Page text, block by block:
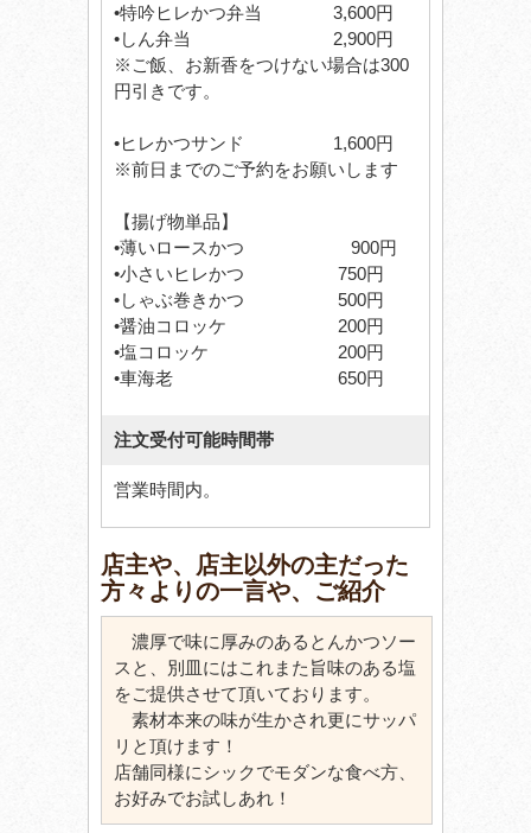
•特吟ヒレかつ弁当 3,600円
•しん弁当 2,900円
※ご飯、お新香をつけない場合は300
円引きです。
•ヒレかつサンド 1,600円
※前日までのご予約をお願いします
【揚げ物単品】
•薄いロースかつ 900円
•小さいヒレかつ 750円
•しゃぶ巻きかつ 500円
•醤油コロッケ 200円
•塩コロッケ 200円
•車海老 650円
注文受付可能時間帯
営業時間内。
店主や、店主以外の主だった
方々よりの一言や、ご紹介
濃厚で味に厚みのあるとんかつソー
スと、別皿にはこれまた旨味のある塩
をご提供させて頂いております。
素材本来の味が生かされ更にサッパ
リと頂けます！
店舗同様にシックでモダンな食べ方、
お好みでお試しあれ！